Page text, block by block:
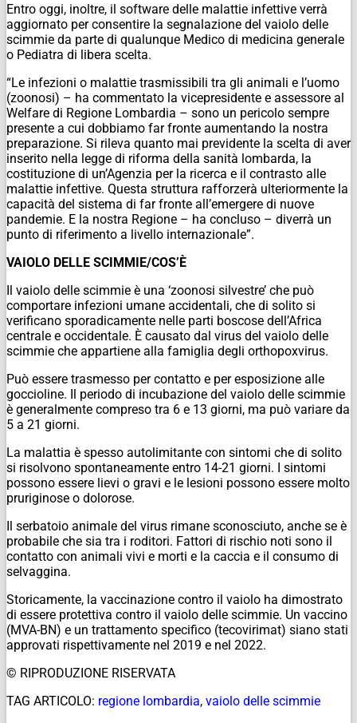
Entro oggi, inoltre, il software delle malattie infettive verrà
aggiornato per consentire la segnalazione del vaiolo delle
scimmie da parte di qualunque Medico di medicina generale
o Pediatra di libera scelta.
“Le infezioni o malattie trasmissibili tra gli animali e l’uomo
(zoonosi) – ha commentato la vicepresidente e assessore al
Welfare di Regione Lombardia – sono un pericolo sempre
presente a cui dobbiamo far fronte aumentando la nostra
preparazione. Si rileva quanto mai previdente la scelta di aver
inserito nella legge di riforma della sanità lombarda, la
costituzione di un’Agenzia per la ricerca e il contrasto alle
malattie infettive. Questa struttura rafforzerà ulteriormente la
capacità del sistema di far fronte all’emergere di nuove
pandemie. E la nostra Regione – ha concluso – diverrà un
punto di riferimento a livello internazionale”.
VAIOLO DELLE SCIMMIE/COS’È
Il vaiolo delle scimmie è una ‘zoonosi silvestre’ che può
comportare infezioni umane accidentali, che di solito si
verificano sporadicamente nelle parti boscose dell’Africa
centrale e occidentale. È causato dal virus del vaiolo delle
scimmie che appartiene alla famiglia degli orthopoxvirus.
Può essere trasmesso per contatto e per esposizione alle
goccioline. Il periodo di incubazione del vaiolo delle scimmie
è generalmente compreso tra 6 e 13 giorni, ma può variare da
5 a 21 giorni.
La malattia è spesso autolimitante con sintomi che di solito
si risolvono spontaneamente entro 14-21 giorni. I sintomi
possono essere lievi o gravi e le lesioni possono essere molto
pruriginose o dolorose.
Il serbatoio animale del virus rimane sconosciuto, anche se è
probabile che sia tra i roditori. Fattori di rischio noti sono il
contatto con animali vivi e morti e la caccia e il consumo di
selvaggina.
Storicamente, la vaccinazione contro il vaiolo ha dimostrato
di essere protettiva contro il vaiolo delle scimmie. Un vaccino
(MVA-BN) e un trattamento specifico (tecovirimat) siano stati
approvati rispettivamente nel 2019 e nel 2022.
© RIPRODUZIONE RISERVATA
TAG ARTICOLO: regione lombardia, vaiolo delle scimmie